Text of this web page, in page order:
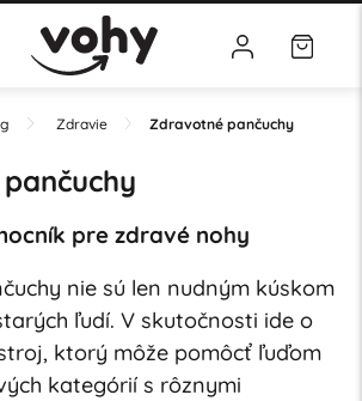
Zdravie Zdravotné pančuchy
pre zdravé nohy
nie sú len nudným kúskom
ľudí. V skutočnosti ide o
ktorý môže pomôcť ľuďom
kategórií s rôznymi